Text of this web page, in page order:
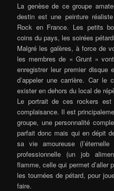
La genèse de ce groupe
destin est une peinture
Rock en France. Les petits
coins du pays, les soirées
Malgré les galères, à force de
les membres de « Grunt »
enregistrer leur premier disque
d’appeler une carrière. Car
exister en dehors du local de
Le portrait de ces rockers
complaisance. Il est
groupe, une personnalité
parfait donc mais qui en dépit
sa vie amoureuse
professionnelle (un job
flamme, celle qui permet d’aller
les tournées de pétard, pour
faire.